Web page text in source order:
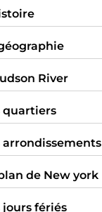
River
quartiers
arrondissements
de New york
jours fériés